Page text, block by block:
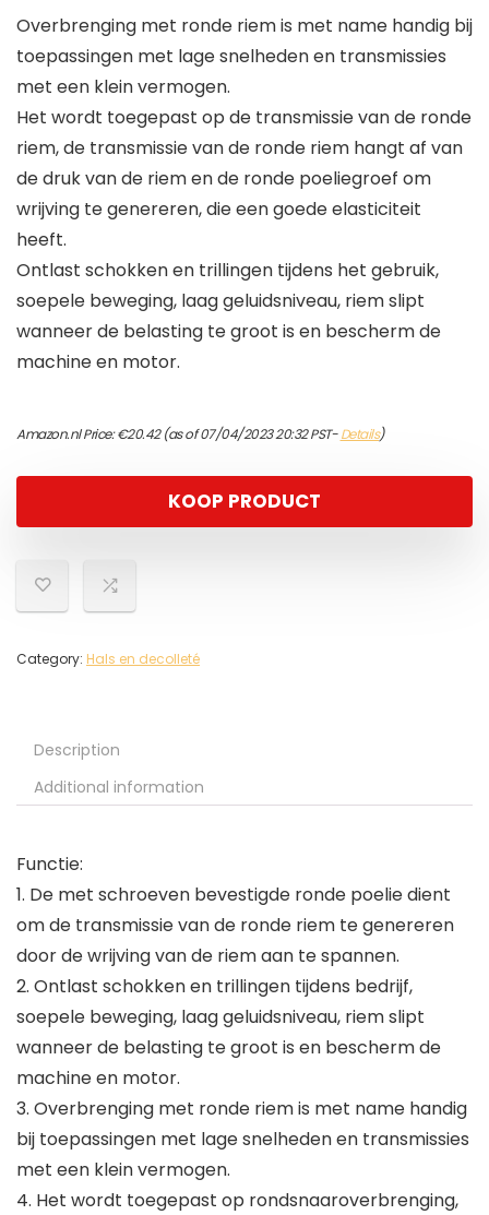
Overbrenging met ronde riem is met name handig bij
toepassingen met lage snelheden en transmissies
met een klein vermogen.
Het wordt toegepast op de transmissie van de ronde
riem, de transmissie van de ronde riem hangt af van
de druk van de riem en de ronde poeliegroef om
wrijving te genereren, die een goede elasticiteit
heeft.
Ontlast schokken en trillingen tijdens het gebruik,
soepele beweging, laag geluidsniveau, riem slipt
wanneer de belasting te groot is en bescherm de
machine en motor.
Amazon.nl Price:€20.42(as of 07/04/2023 20:32 PST-Details)
KOOP PRODUCT
Category: Hals en decolleté
Description
Additional information
Functie:
1. De met schroeven bevestigde ronde poelie dient
om de transmissie van de ronde riem te genereren
door de wrijving van de riem aan te spannen.
2. Ontlast schokken en trillingen tijdens bedrijf,
soepele beweging, laag geluidsniveau, riem slipt
wanneer de belasting te groot is en bescherm de
machine en motor.
3. Overbrenging met ronde riem is met name handig
bij toepassingen met lage snelheden en transmissies
met een klein vermogen.
4. Het wordt toegepast op rondsnaaroverbrenging,